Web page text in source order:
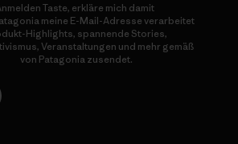
Taste, erkläre mich damit
meine E-Mail-Adresse verarbeitet
Highlights, spannende Stories,
Veranstaltungen und mehr gemäß
von Patagonia zusendet.